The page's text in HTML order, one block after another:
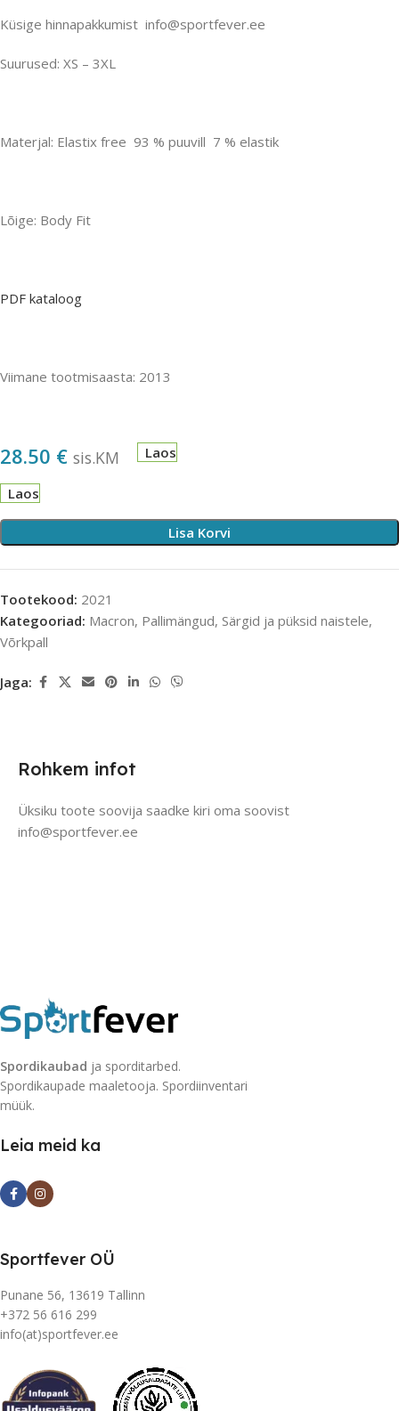
Küsige hinnapakkumist info@sportfever.ee
Suurused: XS – 3XL
Materjal: Elastix free 93 % puuvill 7 % elastik
Lõige: Body Fit
PDF kataloog
Viimane tootmisaasta: 2013
28.50 € sis.KM Laos
Laos
Lisa Korvi
Tootekood: 2021
Kategooriad: Macron, Pallimängud, Särgid ja püksid naistele,
Võrkpall
Jaga:
Rohkem infot
Üksiku toote soovija saadke kiri oma soovist
info@sportfever.ee
Spordikaubad ja sporditarbed.
Spordikaupade maaletooja. Spordiinventari
müük.
Leia meid ka
Sportfever OÜ
Punane 56, 13619 Tallinn
+372 56 616 299
info(at)sportfever.ee